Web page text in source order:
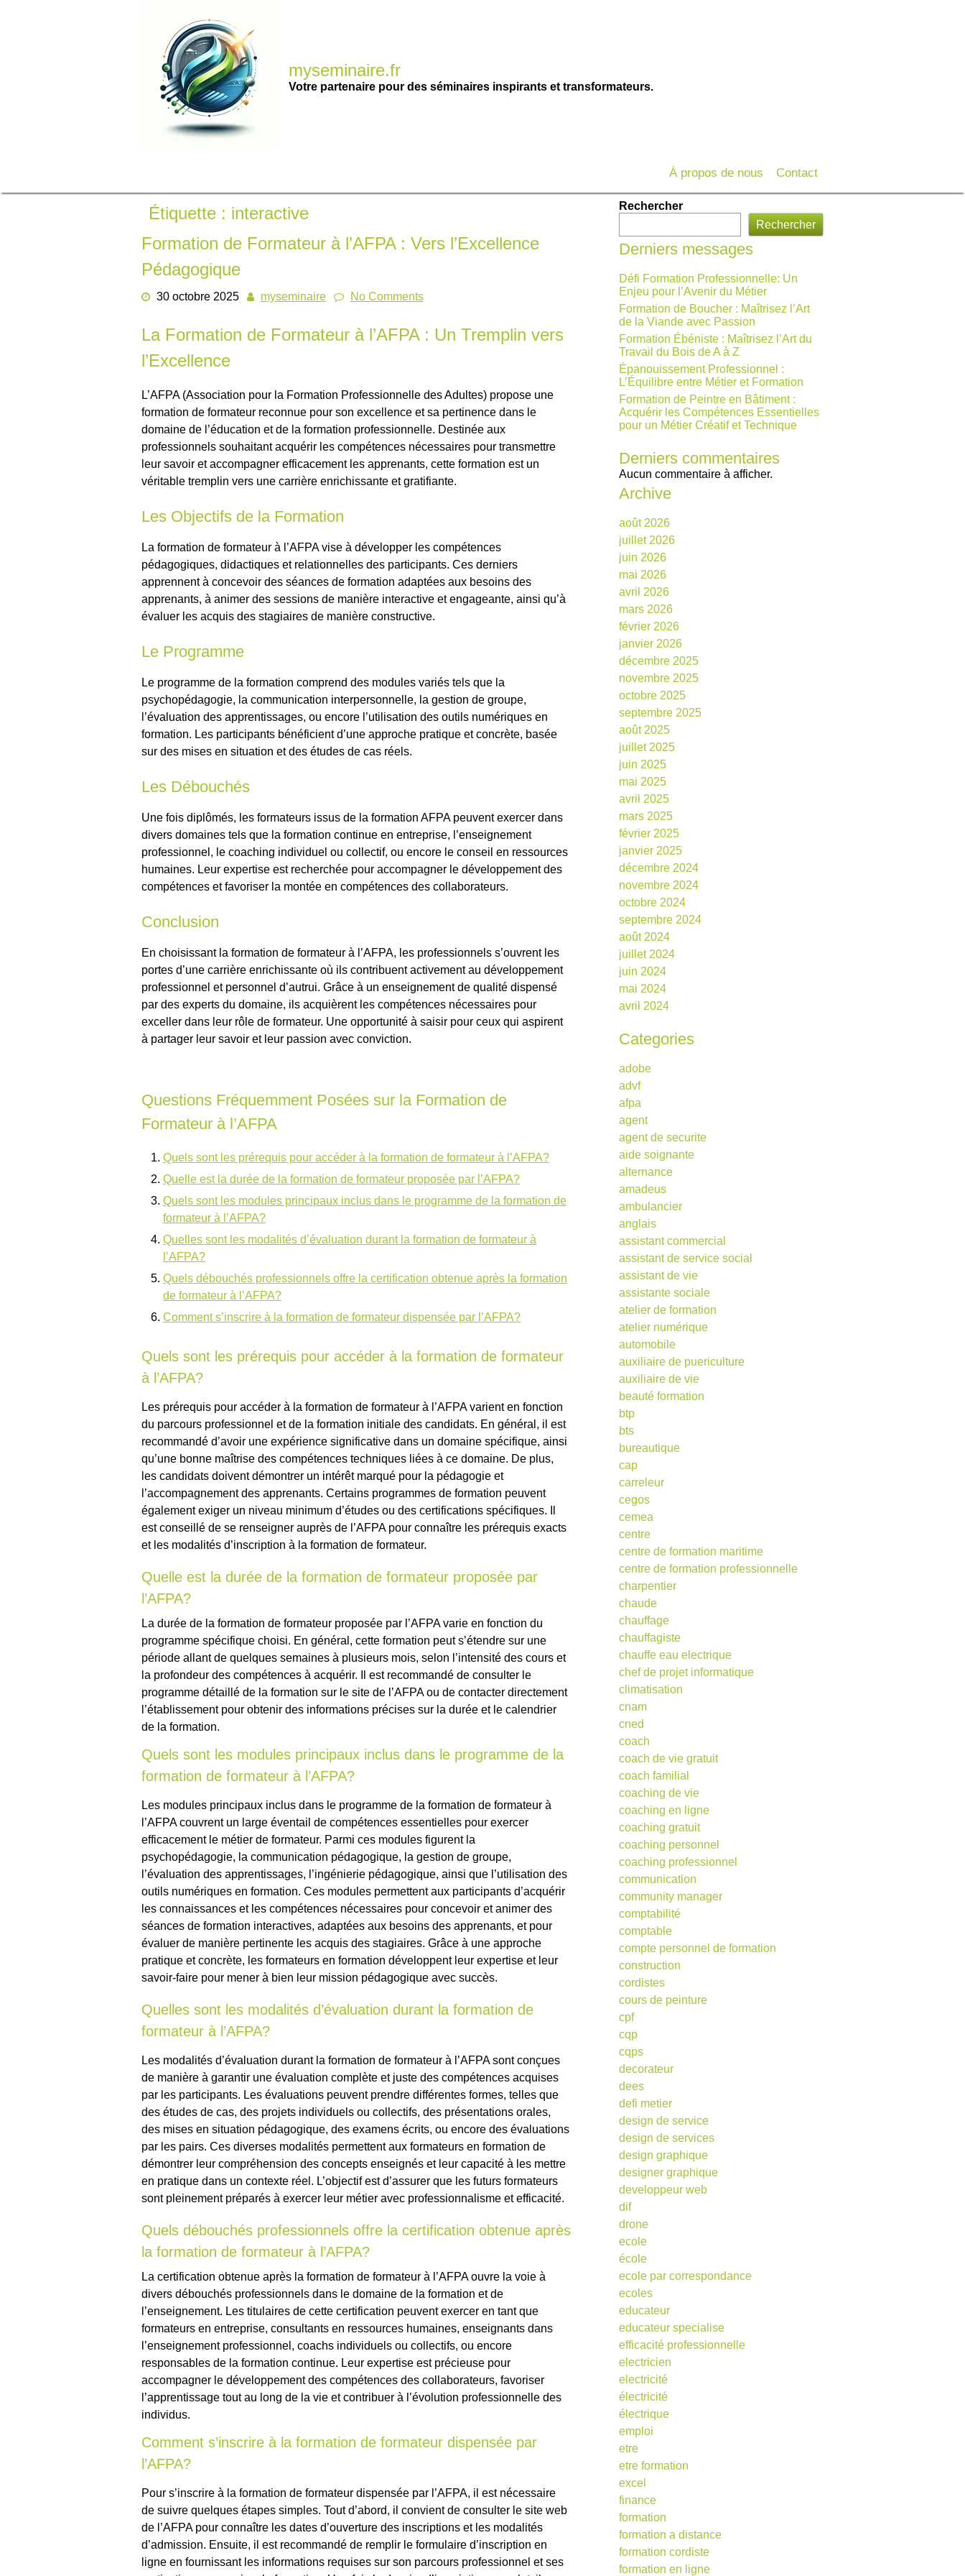
myseminaire.fr
Votre partenaire pour des séminaires inspirants et transformateurs.
À propos de nous Contact
Étiquette : interactive
Formation de Formateur à l’AFPA : Vers l’Excellence
Pédagogique
30 octobre 2025 myseminaire No Comments
La Formation de Formateur à l’AFPA : Un Tremplin vers
l’Excellence
L’AFPA (Association pour la Formation Professionnelle des Adultes) propose une
formation de formateur reconnue pour son excellence et sa pertinence dans le
domaine de l’éducation et de la formation professionnelle. Destinée aux
professionnels souhaitant acquérir les compétences nécessaires pour transmettre
leur savoir et accompagner efficacement les apprenants, cette formation est un
véritable tremplin vers une carrière enrichissante et gratifiante.
Les Objectifs de la Formation
La formation de formateur à l’AFPA vise à développer les compétences
pédagogiques, didactiques et relationnelles des participants. Ces derniers
apprennent à concevoir des séances de formation adaptées aux besoins des
apprenants, à animer des sessions de manière interactive et engageante, ainsi qu’à
évaluer les acquis des stagiaires de manière constructive.
Le Programme
Le programme de la formation comprend des modules variés tels que la
psychopédagogie, la communication interpersonnelle, la gestion de groupe,
l’évaluation des apprentissages, ou encore l’utilisation des outils numériques en
formation. Les participants bénéficient d’une approche pratique et concrète, basée
sur des mises en situation et des études de cas réels.
Les Débouchés
Une fois diplômés, les formateurs issus de la formation AFPA peuvent exercer dans
divers domaines tels que la formation continue en entreprise, l’enseignement
professionnel, le coaching individuel ou collectif, ou encore le conseil en ressources
humaines. Leur expertise est recherchée pour accompagner le développement des
compétences et favoriser la montée en compétences des collaborateurs.
Conclusion
En choisissant la formation de formateur à l’AFPA, les professionnels s’ouvrent les
portes d’une carrière enrichissante où ils contribuent activement au développement
professionnel et personnel d’autrui. Grâce à un enseignement de qualité dispensé
par des experts du domaine, ils acquièrent les compétences nécessaires pour
exceller dans leur rôle de formateur. Une opportunité à saisir pour ceux qui aspirent
à partager leur savoir et leur passion avec conviction.
Questions Fréquemment Posées sur la Formation de
Formateur à l’AFPA
Quels sont les prérequis pour accéder à la formation de formateur à l’AFPA?
Quelle est la durée de la formation de formateur proposée par l’AFPA?
Quels sont les modules principaux inclus dans le programme de la formation de
formateur à l’AFPA?
Quelles sont les modalités d’évaluation durant la formation de formateur à
l’AFPA?
Quels débouchés professionnels offre la certification obtenue après la formation
de formateur à l’AFPA?
Comment s’inscrire à la formation de formateur dispensée par l’AFPA?
Quels sont les prérequis pour accéder à la formation de formateur
à l’AFPA?
Les prérequis pour accéder à la formation de formateur à l’AFPA varient en fonction
du parcours professionnel et de la formation initiale des candidats. En général, il est
recommandé d’avoir une expérience significative dans un domaine spécifique, ainsi
qu’une bonne maîtrise des compétences techniques liées à ce domaine. De plus,
les candidats doivent démontrer un intérêt marqué pour la pédagogie et
l’accompagnement des apprenants. Certains programmes de formation peuvent
également exiger un niveau minimum d’études ou des certifications spécifiques. Il
est conseillé de se renseigner auprès de l’AFPA pour connaître les prérequis exacts
et les modalités d’inscription à la formation de formateur.
Quelle est la durée de la formation de formateur proposée par
l’AFPA?
La durée de la formation de formateur proposée par l’AFPA varie en fonction du
programme spécifique choisi. En général, cette formation peut s’étendre sur une
période allant de quelques semaines à plusieurs mois, selon l’intensité des cours et
la profondeur des compétences à acquérir. Il est recommandé de consulter le
programme détaillé de la formation sur le site de l’AFPA ou de contacter directement
l’établissement pour obtenir des informations précises sur la durée et le calendrier
de la formation.
Quels sont les modules principaux inclus dans le programme de la
formation de formateur à l’AFPA?
Les modules principaux inclus dans le programme de la formation de formateur à
l’AFPA couvrent un large éventail de compétences essentielles pour exercer
efficacement le métier de formateur. Parmi ces modules figurent la
psychopédagogie, la communication pédagogique, la gestion de groupe,
l’évaluation des apprentissages, l’ingénierie pédagogique, ainsi que l’utilisation des
outils numériques en formation. Ces modules permettent aux participants d’acquérir
les connaissances et les compétences nécessaires pour concevoir et animer des
séances de formation interactives, adaptées aux besoins des apprenants, et pour
évaluer de manière pertinente les acquis des stagiaires. Grâce à une approche
pratique et concrète, les formateurs en formation développent leur expertise et leur
savoir-faire pour mener à bien leur mission pédagogique avec succès.
Quelles sont les modalités d’évaluation durant la formation de
formateur à l’AFPA?
Les modalités d’évaluation durant la formation de formateur à l’AFPA sont conçues
de manière à garantir une évaluation complète et juste des compétences acquises
par les participants. Les évaluations peuvent prendre différentes formes, telles que
des études de cas, des projets individuels ou collectifs, des présentations orales,
des mises en situation pédagogique, des examens écrits, ou encore des évaluations
par les pairs. Ces diverses modalités permettent aux formateurs en formation de
démontrer leur compréhension des concepts enseignés et leur capacité à les mettre
en pratique dans un contexte réel. L’objectif est d’assurer que les futurs formateurs
sont pleinement préparés à exercer leur métier avec professionnalisme et efficacité.
Quels débouchés professionnels offre la certification obtenue après
la formation de formateur à l’AFPA?
La certification obtenue après la formation de formateur à l’AFPA ouvre la voie à
divers débouchés professionnels dans le domaine de la formation et de
l’enseignement. Les titulaires de cette certification peuvent exercer en tant que
formateurs en entreprise, consultants en ressources humaines, enseignants dans
l’enseignement professionnel, coachs individuels ou collectifs, ou encore
responsables de la formation continue. Leur expertise est précieuse pour
accompagner le développement des compétences des collaborateurs, favoriser
l’apprentissage tout au long de la vie et contribuer à l’évolution professionnelle des
individus.
Comment s’inscrire à la formation de formateur dispensée par
l’AFPA?
Pour s’inscrire à la formation de formateur dispensée par l’AFPA, il est nécessaire
de suivre quelques étapes simples. Tout d’abord, il convient de consulter le site web
de l’AFPA pour connaître les dates d’ouverture des inscriptions et les modalités
d’admission. Ensuite, il est recommandé de remplir le formulaire d’inscription en
ligne en fournissant les informations requises sur son parcours professionnel et ses
Rechercher
Rechercher
Derniers messages
Défi Formation Professionnelle: Un
Enjeu pour l’Avenir du Métier
Formation de Boucher : Maîtrisez l’Art
de la Viande avec Passion
Formation Ébéniste : Maîtrisez l’Art du
Travail du Bois de A à Z
Épanouissement Professionnel :
L’Équilibre entre Métier et Formation
Formation de Peintre en Bâtiment :
Acquérir les Compétences Essentielles
pour un Métier Créatif et Technique
Derniers commentaires
Aucun commentaire à afficher.
Archive
août 2026
juillet 2026
juin 2026
mai 2026
avril 2026
mars 2026
février 2026
janvier 2026
décembre 2025
novembre 2025
octobre 2025
septembre 2025
août 2025
juillet 2025
juin 2025
mai 2025
avril 2025
mars 2025
février 2025
janvier 2025
décembre 2024
novembre 2024
octobre 2024
septembre 2024
août 2024
juillet 2024
juin 2024
mai 2024
avril 2024
Categories
adobe
advf
afpa
agent
agent de securite
aide soignante
alternance
amadeus
ambulancier
anglais
assistant commercial
assistant de service social
assistant de vie
assistante sociale
atelier de formation
atelier numérique
automobile
auxiliaire de puericulture
auxiliaire de vie
beauté formation
btp
bts
bureautique
cap
carreleur
cegos
cemea
centre
centre de formation maritime
centre de formation professionnelle
charpentier
chaude
chauffage
chauffagiste
chauffe eau electrique
chef de projet informatique
climatisation
cnam
cned
coach
coach de vie gratuit
coach familial
coaching de vie
coaching en ligne
coaching gratuit
coaching personnel
coaching professionnel
communication
community manager
comptabilité
comptable
compte personnel de formation
construction
cordistes
cours de peinture
cpf
cqp
cqps
decorateur
dees
defi metier
design de service
design de services
design graphique
designer graphique
developpeur web
dif
drone
ecole
école
ecole par correspondance
ecoles
educateur
educateur specialise
efficacité professionnelle
electricien
electricité
électricité
électrique
emploi
etre
etre formation
excel
finance
formation
formation a distance
formation cordiste
formation en ligne